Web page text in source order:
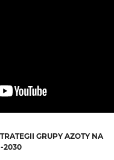
GRUPY AZOTY NA
2030